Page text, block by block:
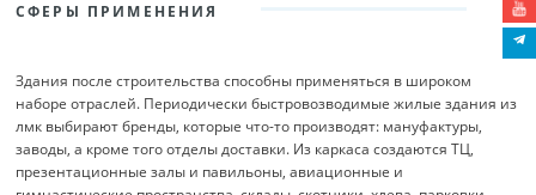
СФЕРЫ ПРИМЕНЕНИЯ
Здания после строительства способны применяться в широком
наборе отраслей. Периодически быстровозводимые жилые здания из
лмк выбирают бренды, которые что-то производят: мануфактуры,
заводы, а кроме того отделы доставки. Из каркаса создаются ТЦ,
презентационные залы и павильоны, авиационные и